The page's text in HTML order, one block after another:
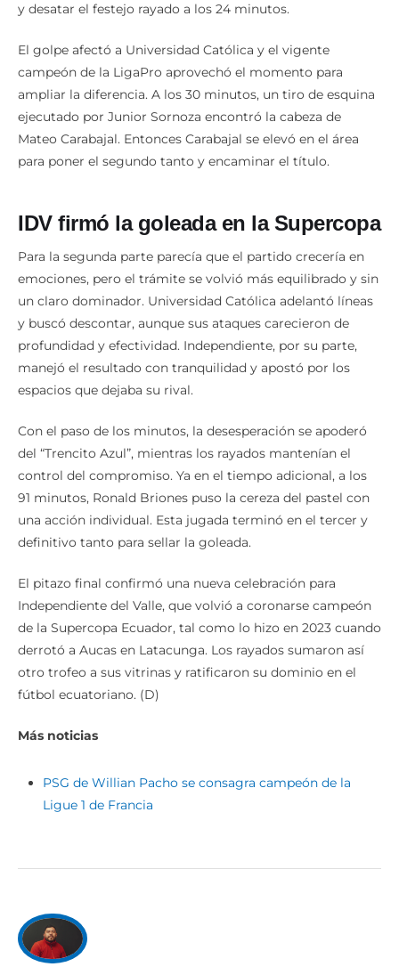
y desatar el festejo rayado a los 24 minutos.
El golpe afectó a Universidad Católica y el vigente
campeón de la LigaPro aprovechó el momento para
ampliar la diferencia. A los 30 minutos, un tiro de esquina
ejecutado por Junior Sornoza encontró la cabeza de
Mateo Carabajal. Entonces Carabajal se elevó en el área
para poner el segundo tanto y encaminar el título.
IDV firmó la goleada en la Supercopa
Para la segunda parte parecía que el partido crecería en
emociones, pero el trámite se volvió más equilibrado y sin
un claro dominador. Universidad Católica adelantó líneas
y buscó descontar, aunque sus ataques carecieron de
profundidad y efectividad. Independiente, por su parte,
manejó el resultado con tranquilidad y apostó por los
espacios que dejaba su rival.
Con el paso de los minutos, la desesperación se apoderó
del “Trencito Azul”, mientras los rayados mantenían el
control del compromiso. Ya en el tiempo adicional, a los
91 minutos, Ronald Briones puso la cereza del pastel con
una acción individual. Esta jugada terminó en el tercer y
definitivo tanto para sellar la goleada.
El pitazo final confirmó una nueva celebración para
Independiente del Valle, que volvió a coronarse campeón
de la Supercopa Ecuador, tal como lo hizo en 2023 cuando
derrotó a Aucas en Latacunga. Los rayados sumaron así
otro trofeo a sus vitrinas y ratificaron su dominio en el
fútbol ecuatoriano. (D)
Más noticias
PSG de Willian Pacho se consagra campeón de la
Ligue 1 de Francia